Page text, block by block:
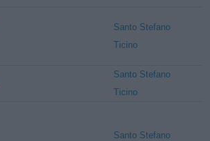
Santo Stefano
Ticino
Santo Stefano
Ticino
Santo Stefano